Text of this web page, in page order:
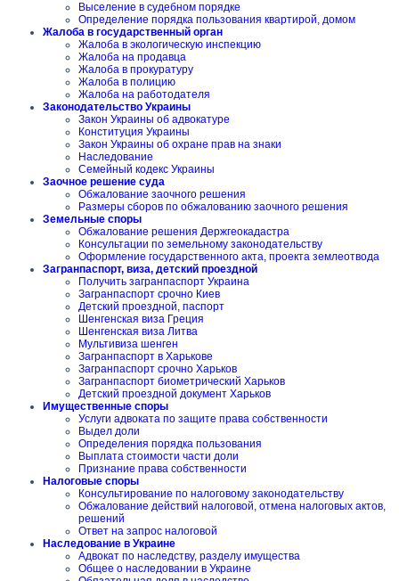
Выселение в судебном порядке
Определение порядка пользования квартирой, домом
Жалоба в государственный орган
Жалоба в экологическую инспекцию
Жалоба на продавца
Жалоба в прокуратуру
Жалоба в полицию
Жалоба на работодателя
Законодательство Украины
Закон Украины об адвокатуре
Конституция Украины
Закон Украины об охране прав на знаки
Наследование
Семейный кодекс Украины
Заочное решение суда
Обжалование заочного решения
Размеры сборов по обжалованию заочного решения
Земельные споры
Обжалование решения Держгеокадастра
Консультации по земельному законодательству
Оформление государственного акта, проекта землеотвода
Загранпаспорт, виза, детский проездной
Получить загранпаспорт Украина
Загранпаспорт срочно Киев
Детский проездной, паспорт
Шенгенская виза Греция
Шенгенская виза Литва
Мультивиза шенген
Загранпаспорт в Харькове
Загранпаспорт срочно Харьков
Загранпаспорт биометрический Харьков
Детский проездной документ Харьков
Имущественные споры
Услуги адвоката по защите права собственности
Выдел доли
Определения порядка пользования
Выплата стоимости части доли
Признание права собственности
Налоговые споры
Консультирование по налоговому законодательству
Обжалование действий налоговой, отмена налоговых актов,
решений
Ответ на запрос налоговой
Наследование в Украине
Адвокат по наследству, разделу имущества
Общее о наследовании в Украине